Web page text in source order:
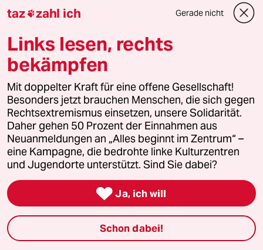
team zukunft
taz frisch
taz zahl ich
taz lab Infobrief
Veranstaltungen
Demnächst
Vor Ort
Live im Stream
taz zahl ich Gerade nicht
Links lesen, rechts
bekämpfen
Mit doppelter Kraft für eine offene Gesellschaft!
Besonders jetzt brauchen Menschen, die sich gegen
Rechtsextremismus einsetzen, unsere Solidarität.
Daher gehen 50 Prozent der Einnahmen aus
Neuanmeldungen an „Alles beginnt im Zentrum“ –
eine Kampagne, die bedrohte linke Kulturzentren
und Jugendorte unterstützt. Sind Sie dabei?
 Ja, ich will
Schon dabei!